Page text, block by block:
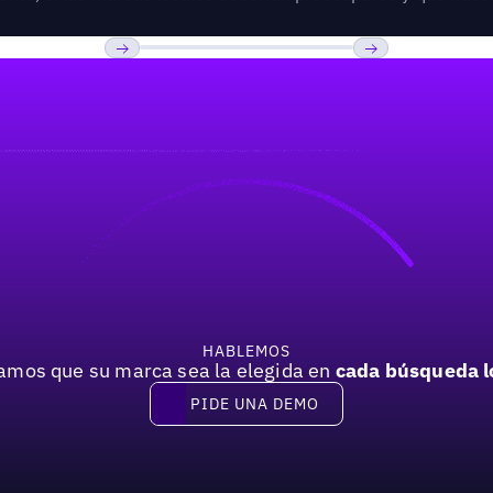
HABLEMOS
que su marca sea la elegida en cada búsqueda
Pide una demo
PIDE UNA DEMO